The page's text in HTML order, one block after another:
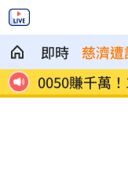
即時 慈濟遭
辣
0050賺千萬